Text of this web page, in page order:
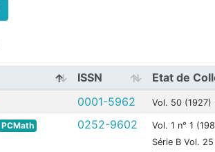
ISSN Etat de
0001-5962 Vol. 50 (1927)
PCMath 0252-9602
Vol. 1 n° 1
Série B Vol.